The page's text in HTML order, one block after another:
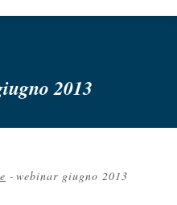
2013
- webinar giugno 2013